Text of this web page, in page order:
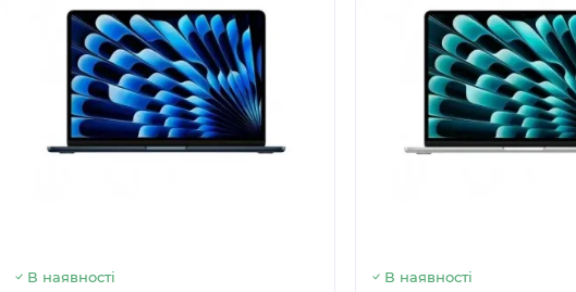
В наявності В наявності